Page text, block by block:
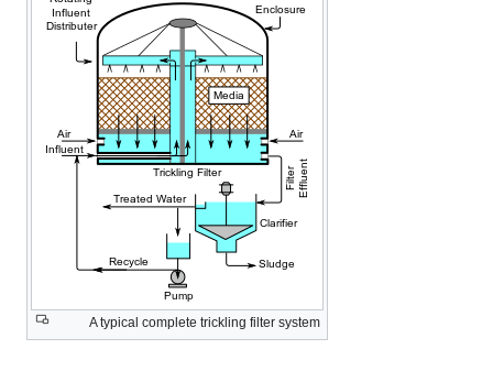
A typical complete trickling filter system